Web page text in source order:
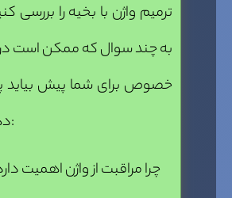
ترمیم واژن با بخیه را بررسی
به چند سوال که ممکن است
خصوص برای شما پیش بیاید
دهیم:
۱- چرا مراقبت از واژن اهمیت